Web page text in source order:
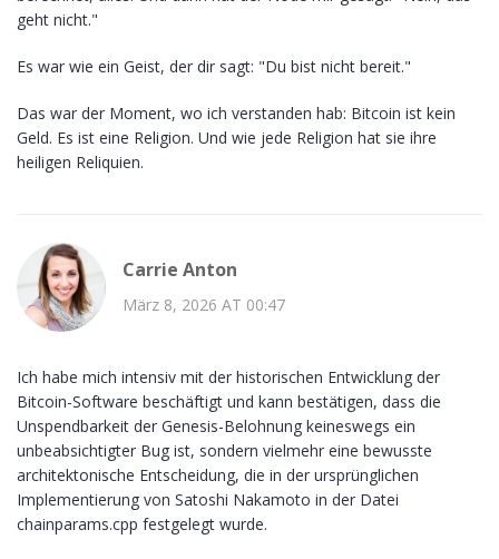
geht nicht."
Es war wie ein Geist, der dir sagt: "Du bist nicht bereit."
Das war der Moment, wo ich verstanden hab: Bitcoin ist kein
Geld. Es ist eine Religion. Und wie jede Religion hat sie ihre
heiligen Reliquien.
Carrie Anton
März 8, 2026 AT 00:47
Ich habe mich intensiv mit der historischen Entwicklung der
Bitcoin-Software beschäftigt und kann bestätigen, dass die
Unspendbarkeit der Genesis-Belohnung keineswegs ein
unbeabsichtigter Bug ist, sondern vielmehr eine bewusste
architektonische Entscheidung, die in der ursprünglichen
Implementierung von Satoshi Nakamoto in der Datei
chainparams.cpp festgelegt wurde.